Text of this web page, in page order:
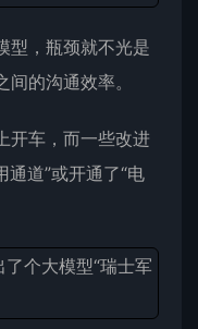
型，瓶颈就不光是
的沟通效率。
开车，而一些改进
通道”或开通了“电